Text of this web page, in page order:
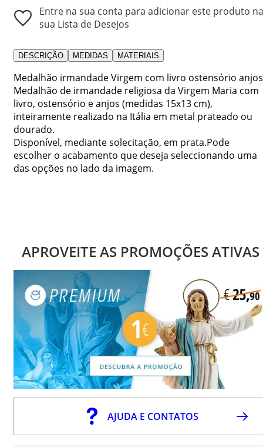
Entre na sua conta para adicionar este produto na
sua Lista de Desejos
DESCRIÇÃO MEDIDAS MATERIAIS
Medalhão irmandade Virgem com livro ostensório
Medalhão de irmandade religiosa da Virgem Maria com
livro, ostensório e anjos (medidas 15x13 cm),
inteiramente realizado na Itália em metal prateado ou
dourado.
Disponível, mediante solecitação, em prata.Pode
escolher o acabamento que deseja seleccionando uma
das opções no lado da imagem.
APROVEITE AS PROMOÇÕES ATIVAS
AJUDA E CONTATOS